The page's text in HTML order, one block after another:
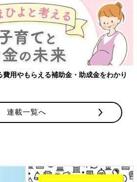
用やもらえる補助金・助成金をわかり
連載一覧へ